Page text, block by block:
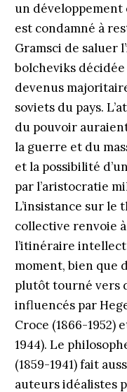
un développement
est condamné à
Gramsci de saluer
bolcheviks
devenus
soviets du pays.
du pouvoir
la guerre et du
et la possibilité
par l’aristocratie
L’insistance sur le
collective renvoie
l’itinéraire
moment, bien que
plutôt tourné vers
influencés par
Croce (1866-1952)
1944). Le
(1859-1941) fait
auteurs idéalistes